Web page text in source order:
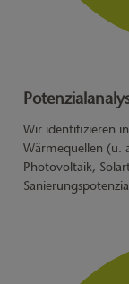
Wir identifizieren
Wärmequellen (u.
Photovoltaik,